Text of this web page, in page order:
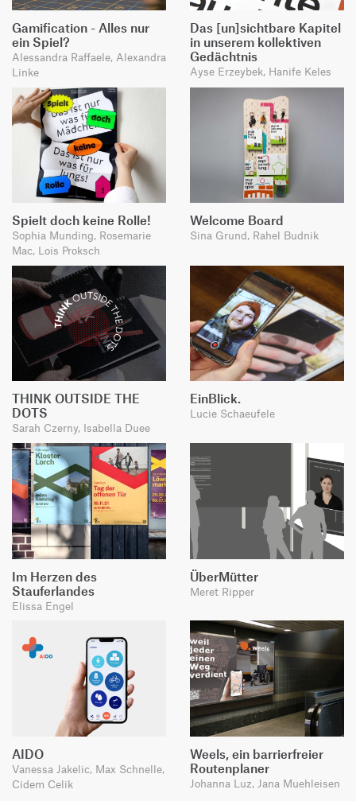
Gamification - Alles nur
ein Spiel?
Alessandra Raffaele, Alexandra
Linke
Das [un]sichtbare Kapitel
in unserem kollektiven
Gedächtnis
Ayse Erzeybek, Hanife Keles
Spielt doch keine Rolle!
Sophia Munding, Rosemarie
Mac, Lois Proksch
Welcome Board
Sina Grund, Rahel Budnik
THINK OUTSIDE THE
DOTS
Sarah Czerny, Isabella Duee
EinBlick.
Lucie Schaeufele
Im Herzen des
Stauferlandes
Elissa Engel
ÜberMütter
Meret Ripper
AIDO
Vanessa Jakelic, Max Schnelle,
Cidem Celik
Weels, ein barrierfreier
Routenplaner
Johanna Luz, Jana Muehleisen